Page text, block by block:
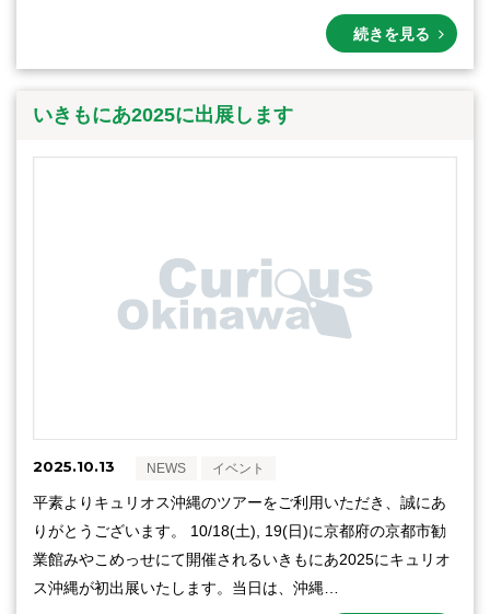
続きを見る
いきもにあ2025に出展します
2025.10.13 NEWS イベント
平素よりキュリオス沖縄のツアーをご利用いただき、誠にあ
りがとうございます。 10/18(土), 19(日)に京都府の京都市勧
業館みやこめっせにて開催されるいきもにあ2025にキュリオ
ス沖縄が初出展いたします。当日は、沖縄…